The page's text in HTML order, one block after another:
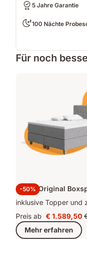
5 Jahre Garantie
100 Nächte
Für noch
-50%
Emma Original
inklusive Topper und
Preis ab Preis
€ 1.589,50
€ 1.589,50
Mehr erfahren